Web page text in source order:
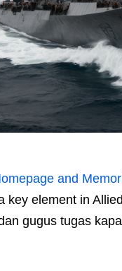
and
key element in
gugus tugas